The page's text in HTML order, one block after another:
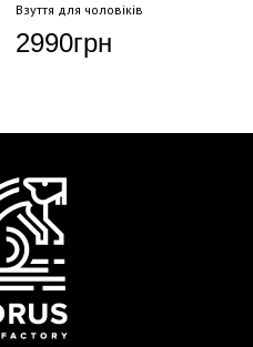
Взуття для чоловіків
2990грн